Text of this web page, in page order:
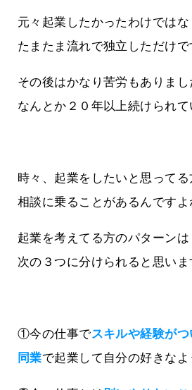
元々起業したかったわけではな
たまたま流れで独立しただけで
その後はかなり苦労もありまし
なんとか２０年以上続けられて
時々、起業をしたいと思ってる
相談に乗ることがあるんですよ
起業を考えてる方のパターンは
次の３つに分けられると思いま
①今の仕事でスキルや経験がつ
同業で起業して自分の好きな